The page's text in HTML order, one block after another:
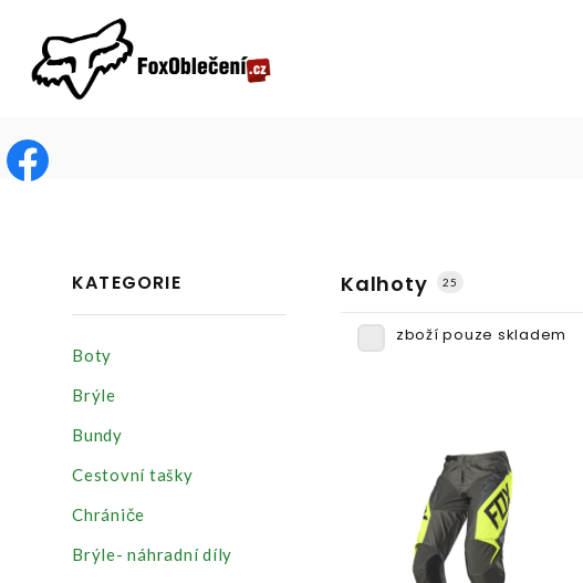
KATEGORIE
Boty
Brýle
Bundy
Cestovní tašky
Chrániče
Brýle- náhradní díly
Kalhoty 25
zboží pouze skladem